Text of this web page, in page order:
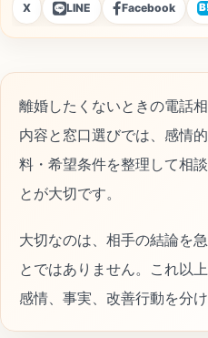
X LINE Facebook
離婚したくないときの電話
内容と窓口選びでは、感情
料・希望条件を整理して相
とが大切です。
大切なのは、相手の結論を
とではありません。これ以
感情、事実、改善行動を分